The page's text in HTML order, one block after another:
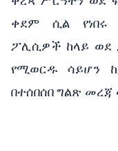
ቀደም ሲል የነበሩ
ፖሊሲዎች ከላይ ወደ
የሚወርዱ ሳይሆን
በተሰበሰበ ግልጽ